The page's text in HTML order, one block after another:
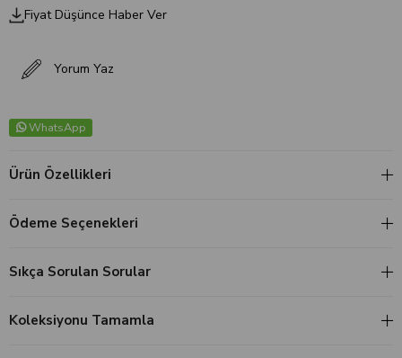
Fiyat Düşünce Haber Ver
Yorum Yaz
WhatsApp
Ürün Özellikleri
Ödeme Seçenekleri
Sıkça Sorulan Sorular
Koleksiyonu Tamamla